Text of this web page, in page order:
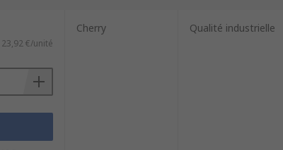
fil. Recherchez les claviers en
23,92 €/unité
Cherry Qualité industrielle